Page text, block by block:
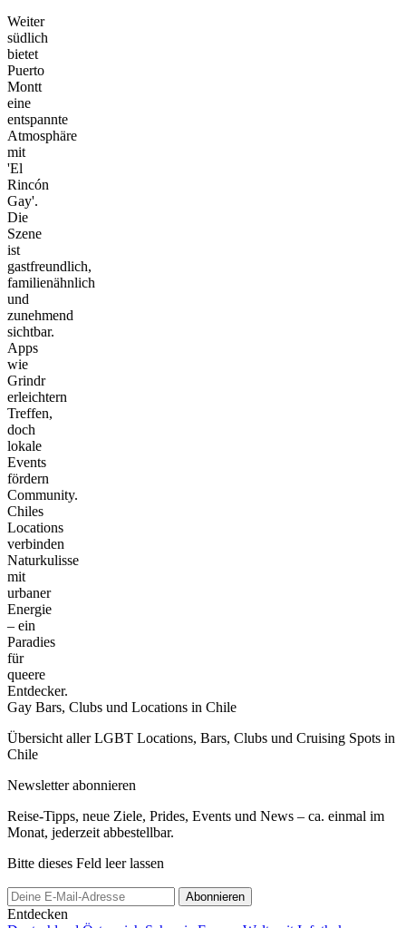
Weiter
südlich
bietet
Puerto
Montt
eine
entspannte
Atmosphäre
mit
'El
Rincón
Gay'.
Die
Szene
ist
gastfreundlich,
familienähnlich
und
zunehmend
sichtbar.
Apps
wie
Grindr
erleichtern
Treffen,
doch
lokale
Events
fördern
Community.
Chiles
Locations
verbinden
Naturkulisse
mit
urbaner
Energie
– ein
Paradies
für
queere
Entdecker.
Gay Bars, Clubs und Locations in Chile
Übersicht aller LGBT Locations, Bars, Clubs und Cruising Spots in
Chile
Newsletter abonnieren
Reise-Tipps, neue Ziele, Prides, Events und News – ca. einmal im
Monat, jederzeit abbestellbar.
Bitte dieses Feld leer lassen
Abonnieren
Entdecken